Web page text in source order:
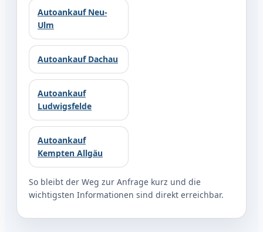
Autoankauf Neu-
Ulm
Autoankauf Dachau
Autoankauf
Ludwigsfelde
Autoankauf
Kempten Allgäu
So bleibt der Weg zur Anfrage kurz und die
wichtigsten Informationen sind direkt erreichbar.